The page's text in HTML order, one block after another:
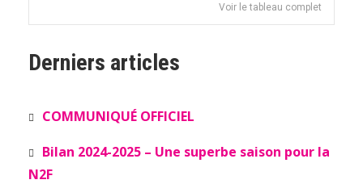
Voir le tableau complet
Derniers articles
COMMUNIQUÉ OFFICIEL
Bilan 2024-2025 – Une superbe saison pour la
N2F